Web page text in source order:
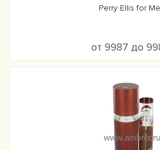
Perry Ellis for
от 9987 до